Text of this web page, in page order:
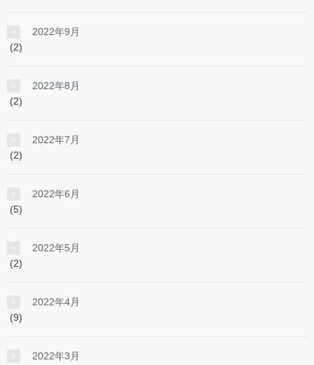
2022年9月
(2)
2022年8月
(2)
2022年7月
(2)
2022年6月
(5)
2022年5月
(2)
2022年4月
(9)
2022年3月